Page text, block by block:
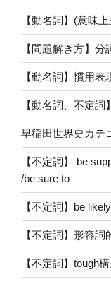
【動名詞】(意味
【問題解き方】分
【動名詞】慣用表
【動名詞、不定詞
早稲田世界史カテ
【不定詞】 be
/be sure to –
【不定詞】be
【不定詞】形容詞
【不定詞】tough